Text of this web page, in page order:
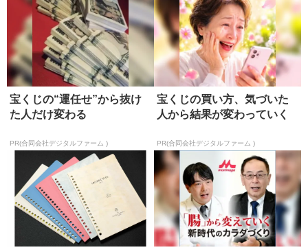
宝くじの“運任せ”から抜け
た人だけ変わる
PR(合同会社デジタルファーム )
宝くじの買い方、気づいた
人から結果が変わっていく
PR(合同会社デジタルファーム )